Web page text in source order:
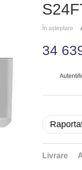
În așteptare
34
Livrare